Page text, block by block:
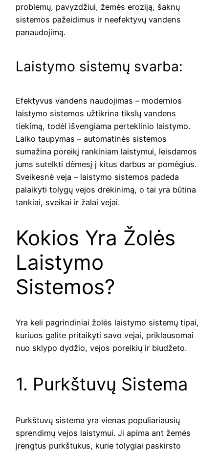
problemų, pavyzdžiui, žemės eroziją, šaknų
sistemos pažeidimus ir neefektyvų vandens
panaudojimą.
Laistymo sistemų svarba:
Efektyvus vandens naudojimas – modernios
laistymo sistemos užtikrina tikslų vandens
tiekimą, todėl išvengiama perteklinio laistymo.
Laiko taupymas – automatinės sistemos
sumažina poreikį rankiniam laistymui, leisdamos
jums sutelkti dėmesį į kitus darbus ar pomėgius.
Sveikesnė veja – laistymo sistemos padeda
palaikyti tolygų vejos drėkinimą, o tai yra būtina
tankiai, sveikai ir žalai vejai.
Kokios Yra Žolės
Laistymo
Sistemos?
Yra keli pagrindiniai žolės laistymo sistemų tipai,
kuriuos galite pritaikyti savo vejai, priklausomai
nuo sklypo dydžio, vejos poreikių ir biudžeto.
1. Purkštuvų Sistema
Purkštuvų sistema yra vienas populiariausių
sprendimų vejos laistymui. Ji apima ant žemės
įrengtus purkštukus, kurie tolygiai paskirsto